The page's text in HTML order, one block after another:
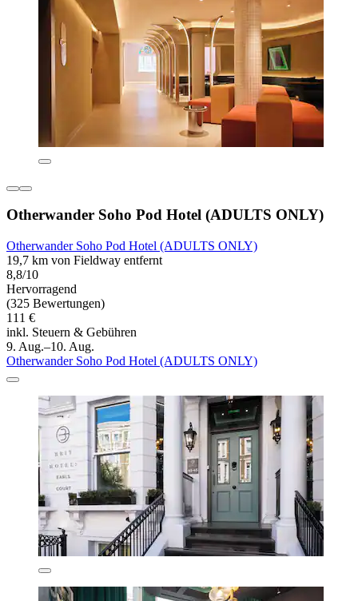
Otherwander Soho Pod Hotel (ADULTS ONLY)
Otherwander Soho Pod Hotel (ADULTS ONLY)
19,7 km von Fieldway entfernt
8,8/10
Hervorragend
(325 Bewertungen)
111 €
inkl. Steuern & Gebühren
9. Aug.–10. Aug.
Otherwander Soho Pod Hotel (ADULTS ONLY)